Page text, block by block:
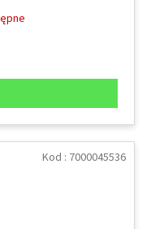
Kod : 7000045536